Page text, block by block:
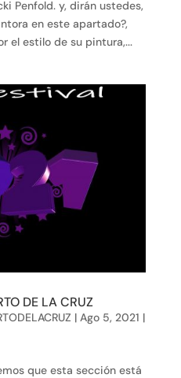
Penfold. y, dirán ustedes,
en este apartado?,
el estilo de su pintura,...
DE LA CRUZ
| Ago 5, 2021 |
que esta sección está